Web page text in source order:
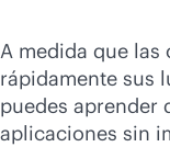
A medida que las
rápidamente sus
puedes aprender
aplicaciones sin